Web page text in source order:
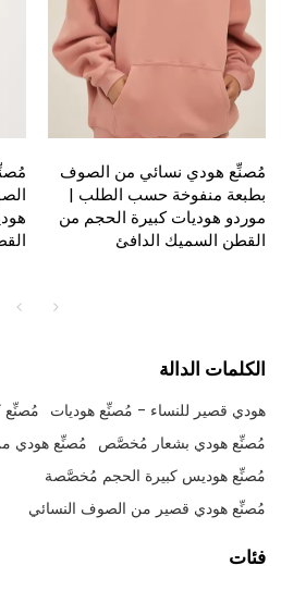
مُصنِّع هودي نسائي من الصوف
بطبعة منفوخة حسب الطلب |
موردو هوديات كبيرة الحجم من
القطن السميك الدافئ
الكلمات الدالة
هودي قصير للنساء - مُصنِّع هوديات مُصنِّع
مُصنِّع هودي بشعار مُخصَّص مُصنِّع هودي
مُصنِّع هوديس كبيرة الحجم مُخصَّصة
مُصنِّع هودي قصير من الصوف النسائي
فئات